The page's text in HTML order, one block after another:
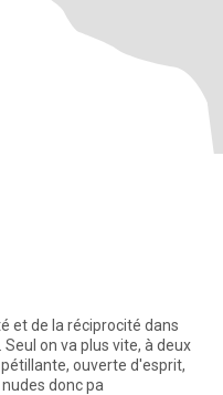
et de la réciprocité dans
on va plus vite, à deux
ouverte d'esprit,
donc pa